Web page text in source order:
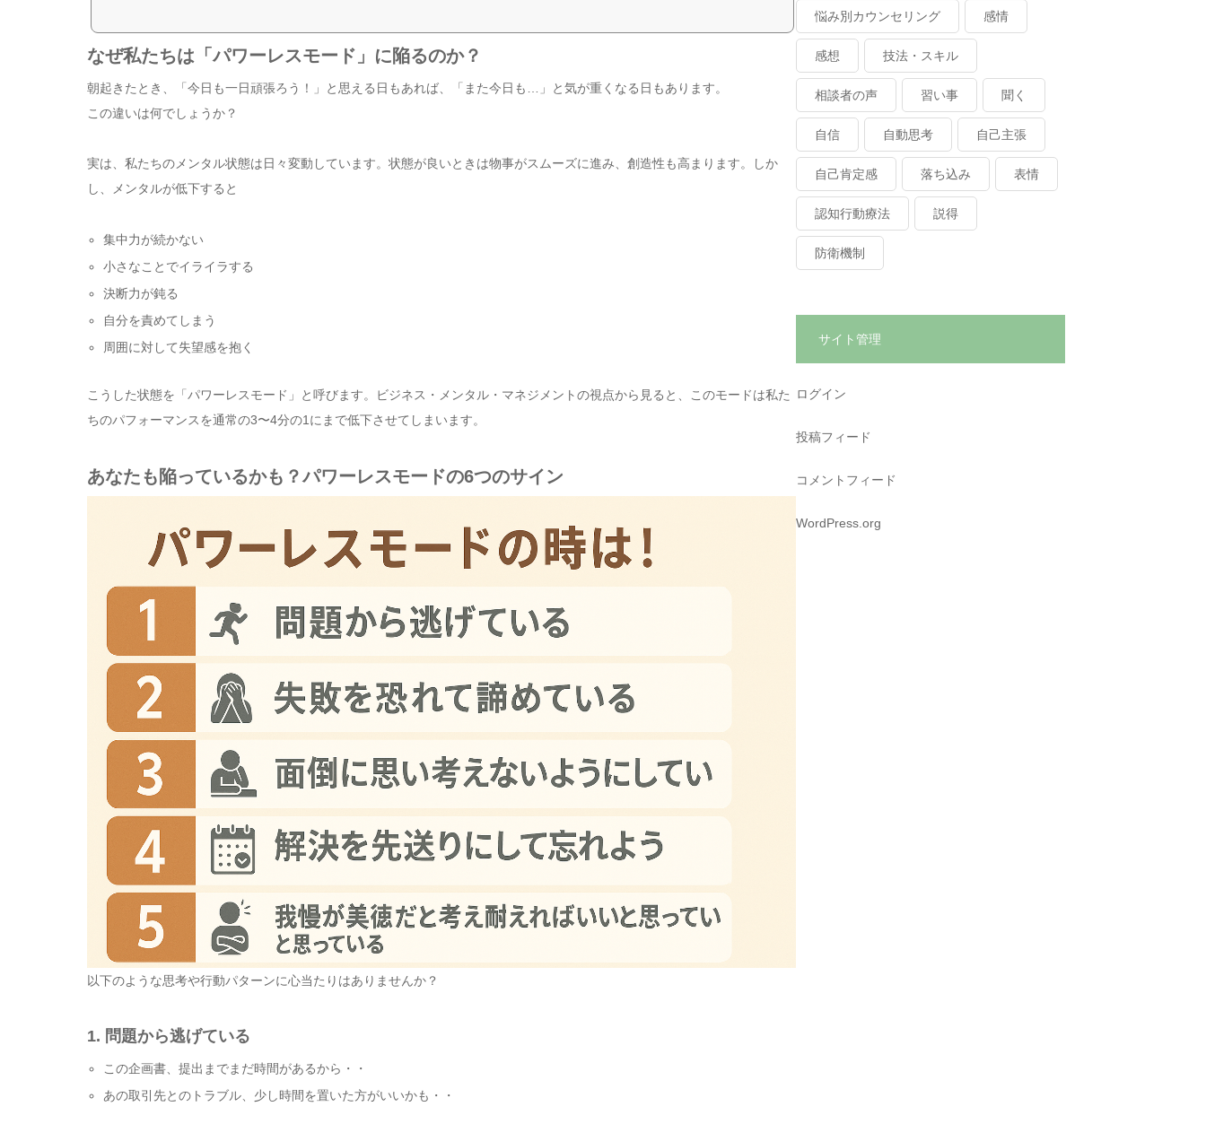
なぜ私たちは「パワーレスモード」に陥るのか？
朝起きたとき、「今日も一日頑張ろう！」と思える日もあれば、「また今日も…」と気が重くなる日もあります。
この違いは何でしょうか？
実は、私たちのメンタル状態は日々変動しています。状態が良いときは物事がスムーズに進み、創造性も高まります。しか
し、メンタルが低下すると
集中力が続かない
小さなことでイライラする
決断力が鈍る
自分を責めてしまう
周囲に対して失望感を抱く
こうした状態を「パワーレスモード」と呼びます。ビジネス・メンタル・マネジメントの視点から見ると、このモードは私た
ちのパフォーマンスを通常の3〜4分の1にまで低下させてしまいます。
あなたも陥っているかも？パワーレスモードの6つのサイン
以下のような思考や行動パターンに心当たりはありませんか？
1. 問題から逃げている
この企画書、提出までまだ時間があるから・・
あの取引先とのトラブル、少し時間を置いた方がいいかも・・
悩み別カウンセリング 感情
感想 技法・スキル
相談者の声 習い事 聞く
自信 自動思考 自己主張
自己肯定感 落ち込み 表情
認知行動療法 説得
防衛機制
サイト管理
ログイン
投稿フィード
コメントフィード
WordPress.org